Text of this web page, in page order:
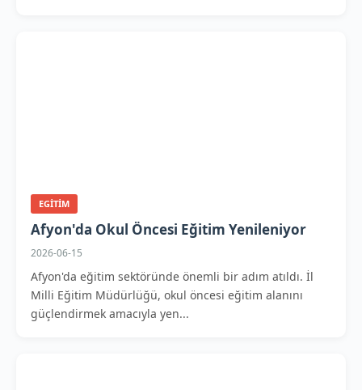
EGITIM
Afyon'da Okul Öncesi Eğitim Yenileniyor
2026-06-15
Afyon'da eğitim sektöründe önemli bir adım atıldı. İl
Milli Eğitim Müdürlüğü, okul öncesi eğitim alanını
güçlendirmek amacıyla yen...